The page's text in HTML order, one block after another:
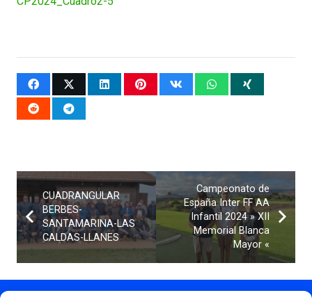
CUADRANGULAR
BERBES-
SANTAMARINA-LAS
CALDAS-LLANES
Campeonato de
España Inter FF AA
Infantil 2024 » XII
Memorial Blanca
Mayor «